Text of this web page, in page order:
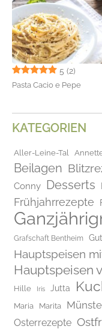
5 (2)
Pasta Cacio e Pepe
KATEGORIEN
Aller-Leine-Tal
Beilagen
Conny Desserts
Frühjahrrezepte
Grafschaft Bentheim
Hauptspeisen
Hauptspeisen
Hille Iris Jutta
Maria Marita
Osterrezepte